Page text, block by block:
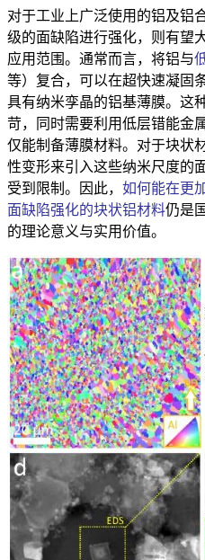
对于工业上广泛使用的铝及铝
级的面缺陷进行强化，则有望
应用范围。通常而言，将铝与
等）复合，可以在超快速凝固
具有纳米孪晶的铝基薄膜。这
苛，同时需要利用低层错能金
仅能制备薄膜材料。对于块状
性变形来引入这些纳米尺度的
受到限制。因此， 如何能在更
面缺陷强化的块状铝材料仍是
的理论意义与实用价值。